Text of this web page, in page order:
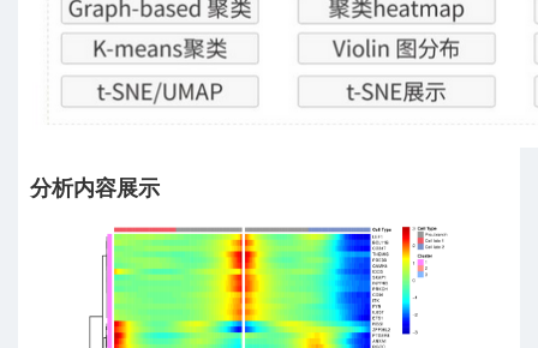
分析内容展示